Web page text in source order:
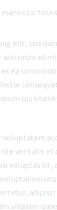
marocco tours
elit, sed
enim ad
ea
qui
voluptatem
veritatis
voluptas
aliquam